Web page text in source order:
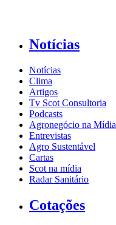
Notícias
Notícias
Clima
Artigos
Tv Scot Consultoria
Podcasts
Agronegócio na Mídia
Entrevistas
Agro Sustentável
Cartas
Scot na mídia
Radar Sanitário
Cotações